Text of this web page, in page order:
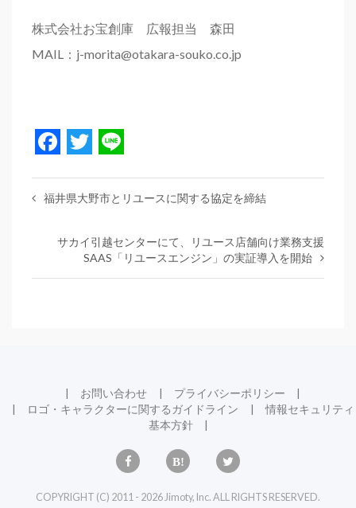
株式会社お宝創庫 広報担当 森田
MAIL：j-morita@otakara-souko.co.jp
Facebook
Twitter
福井県大野市とリユースに関する協定を締結
サカイ引越センターにて、リユース店舗向け業務支援
SAAS「リユースエンジン」の実証導入を開始
お問い合わせ
プライバシーポリシー
ロゴ・キャラクターに関するガイドライン
情報セキュリティ
基本方針
COPYRIGHT (C) 2011 - 2026 Jimoty, Inc. ALL RIGHTS RESERVED.